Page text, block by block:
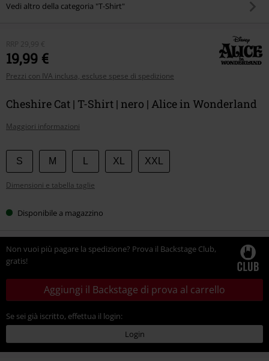
Vedi altro della categoria "T-Shirt"
RRP 29,99 €
19,99 €
Prezzi con IVA inclusa, escluse spese di spedizione
Cheshire Cat | T-Shirt | nero | Alice in Wonderland
Maggiori informazioni
Scegli
la
tua
S M XL XXL
Dimensioni e tabella taglie
Disponibile a magazzino
Non vuoi più pagare la spedizione? Prova il Backstage Club,
gratis!
Aggiungi il Backstage di prova al carrello
Se sei già iscritto, effettua il login:
Login